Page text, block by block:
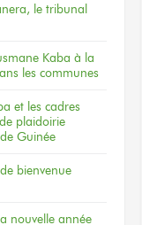
le tribunal
Kaba à la
les communes
et les cadres
de plaidoirie
de Guinée
de bienvenue
nouvelle année